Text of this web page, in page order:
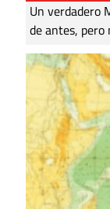
Un verdadero
de antes, pero